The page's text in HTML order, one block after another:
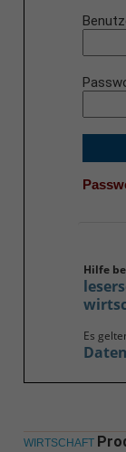
Hilfe
Es
WIRTSCHAFT